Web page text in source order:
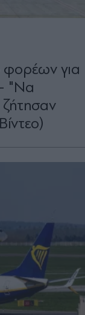
φορέων για
"Να
ζήτησαν